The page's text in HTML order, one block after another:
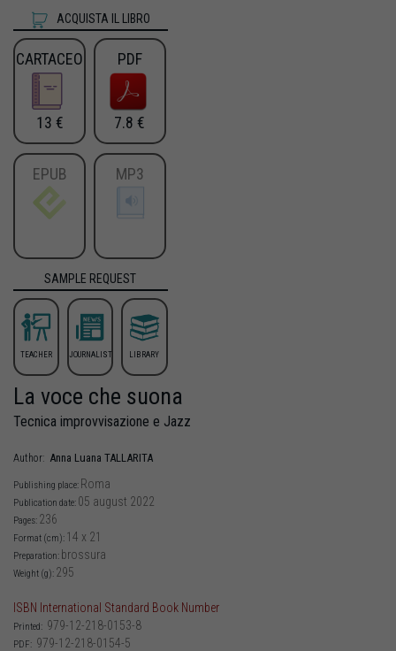
ACQUISTA IL LIBRO
CARTACEO
13 €
PDF
7.8 €
EPUB MP3
SAMPLE REQUEST
TEACHER JOURNALIST LIBRARY
La voce che suona
Tecnica improvvisazione e Jazz
Author: Anna Luana TALLARITA
Publishing place: Roma
Publication date: 05 august 2022
Pages: 236
Format (cm): 14 x 21
Preparation: brossura
Weight (g): 295
ISBN International Standard Book Number
Printed: 979-12-218-0153-8
PDF: 979-12-218-0154-5